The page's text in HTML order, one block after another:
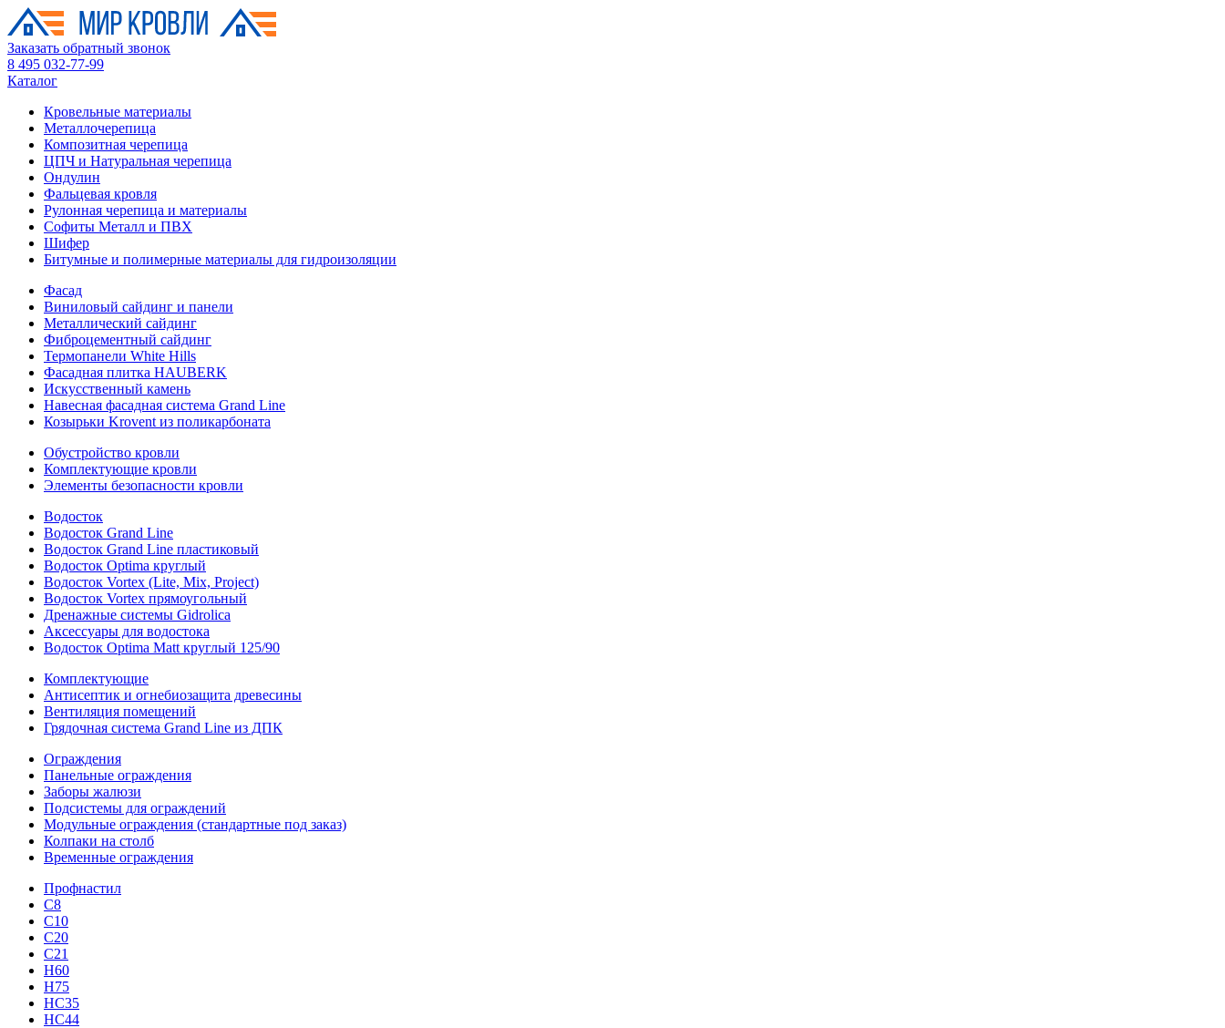
Заказать обратный звонок
8 495 032-77-99
Каталог
Кровельные материалы
Металлочерепица
Композитная черепица
ЦПЧ и Натуральная черепица
Ондулин
Фальцевая кровля
Рулонная черепица и материалы
Софиты Металл и ПВХ
Шифер
Битумные и полимерные материалы для гидроизоляции
Фасад
Виниловый сайдинг и панели
Металлический сайдинг
Фиброцементный сайдинг
Термопанели White Hills
Фасадная плитка HAUBERK
Искусственный камень
Навесная фасадная система Grand Line
Козырьки Krovent из поликарбоната
Обустройство кровли
Комплектующие кровли
Элементы безопасности кровли
Водосток
Водосток Grand Line
Водосток Grand Line пластиковый
Водосток Optima круглый
Водосток Vortex (Lite, Mix, Project)
Водосток Vortex прямоугольный
Дренажные системы Gidrolica
Аксессуары для водостока
Водосток Optima Matt круглый 125/90
Комплектующие
Антисептик и огнебиозащита древесины
Вентиляция помещений
Грядочная система Grand Line из ДПК
Ограждения
Панельные ограждения
Заборы жалюзи
Подсистемы для ограждений
Модульные ограждения (стандартные под заказ)
Колпаки на столб
Временные ограждения
Профнастил
С8
С10
С20
С21
H60
H75
HС35
НС44